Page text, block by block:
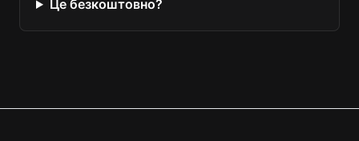
Це безкоштовно?